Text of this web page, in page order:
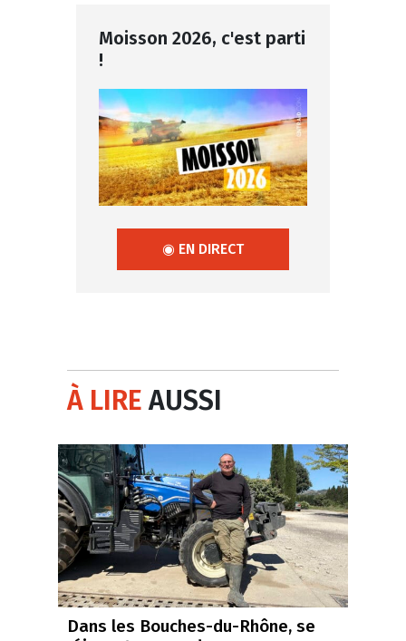
Moisson 2026, c'est parti
!
◉ EN DIRECT
À LIREAUSSI
Dans les Bouches-du-Rhône, se